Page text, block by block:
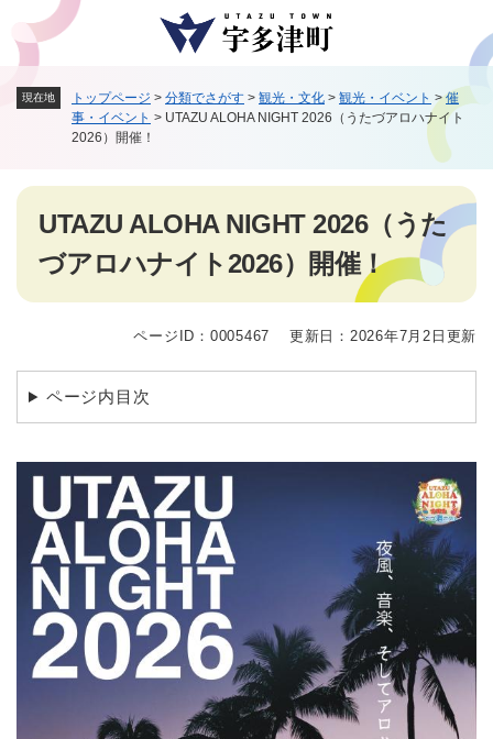
メニューを飛ばして本文へ
現在地 トップページ > 分類でさがす > 観光・文化 > 観光・イベント >催
事・イベント > UTAZU ALOHA NIGHT 2026（うたづアロハナイト
2026）開催！
本
UTAZU ALOHA NIGHT 2026（うた
づアロハナイト2026）開催！
ページID：0005467 更新日：2026年7月2日更新
ページ内目次